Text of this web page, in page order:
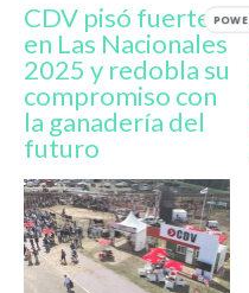
CDV pisó fuerte
en Las Nacionales
2025 y redobla su
compromiso con
la ganadería del
futuro